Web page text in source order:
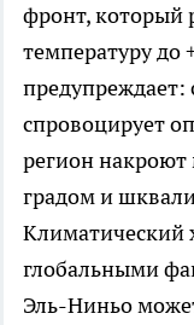
фронт, который
температуру до
предупреждает:
спровоцирует
регион
градом и
Климатический
глобальными
Эль-Ниньо